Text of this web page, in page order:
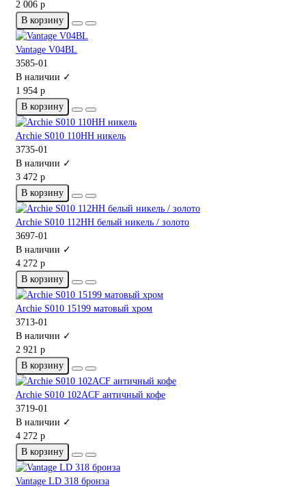
2 006 р
В корзину
Vantage V04BL
3585-01
В наличии ✓
1 954 р
В корзину
Archie S010 110HH никель
3735-01
В наличии ✓
3 472 р
В корзину
Archie S010 112HH белый никель / золото
3697-01
В наличии ✓
4 272 р
В корзину
Archie S010 15199 матовый хром
3713-01
В наличии ✓
2 921 р
В корзину
Archie S010 102ACF античный кофе
3719-01
В наличии ✓
4 272 р
В корзину
Vantage LD 318 бронза